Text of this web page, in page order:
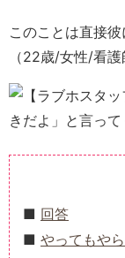
このことは直接
（22歳/女性/看護
回答
やってもや